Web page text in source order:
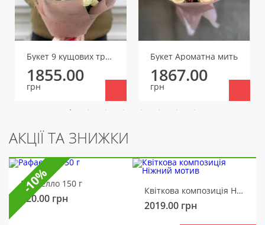
Букет 9 кущових троянд
1855.00
грн
Букет Ароматна мить
1867.00
грн
АКЦІЇ ТА ЗНИЖКИ
Рафаелло 150 г
320.00 грн
Квіткова композиція Ніжний мотив
2019.00 грн
-10%